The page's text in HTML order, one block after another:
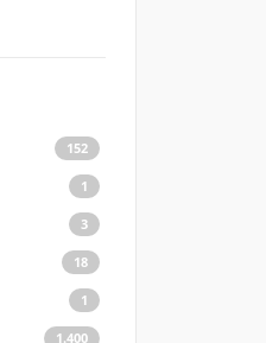
152
1
3
18
1
1.400